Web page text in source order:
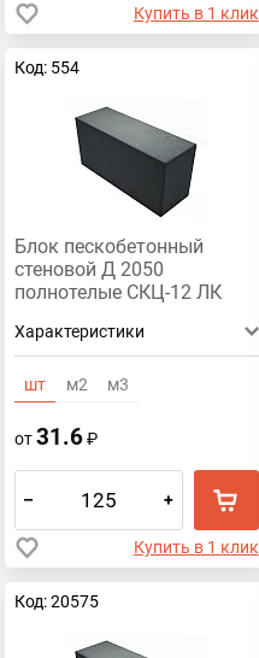
Купить в 1 клик
Код: 554
Блок пескобетонный
стеновой Д 2050
полнотелые СКЦ-12 ЛК
Характеристики
шт м2 м3
от31.6₽
– +
Купить в 1 клик
Код: 20575